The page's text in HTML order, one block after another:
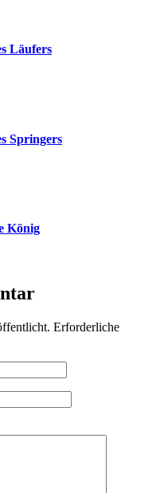
Läufers
Springers
König
Erforderliche